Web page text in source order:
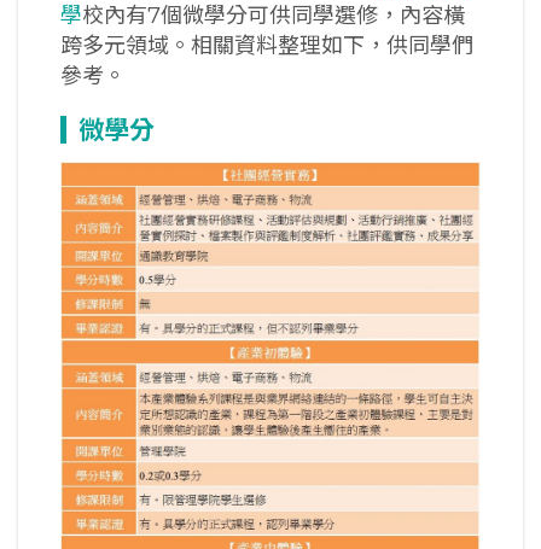
學校內有7個微學分可供同學選修，內容橫
跨多元領域。相關資料整理如下，供同學們
參考。
微學分